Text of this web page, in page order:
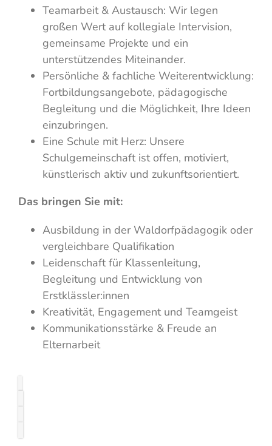
Teamarbeit & Austausch: Wir legen
großen Wert auf kollegiale Intervision,
gemeinsame Projekte und ein
unterstützendes Miteinander.
Persönliche & fachliche Weiterentwicklung:
Fortbildungsangebote, pädagogische
Begleitung und die Möglichkeit, Ihre Ideen
einzubringen.
Eine Schule mit Herz: Unsere
Schulgemeinschaft ist offen, motiviert,
künstlerisch aktiv und zukunftsorientiert.
Das bringen Sie mit:
Ausbildung in der Waldorfpädagogik oder
vergleichbare Qualifikation
Leidenschaft für Klassenleitung,
Begleitung und Entwicklung von
Erstklässler:innen
Kreativität, Engagement und Teamgeist
Kommunikationsstärke & Freude an
Elternarbeit